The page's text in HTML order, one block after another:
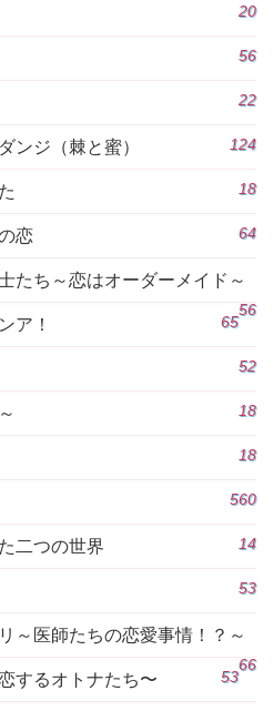
20
56
22
ンジ（棘と蜜） 124
18
恋 64
たち～恋はオーダーメイド～
56
ア！ 65
52
18
18
560
二つの世界 14
53
～医師たちの恋愛事情！？～
66
するオトナたち〜 53